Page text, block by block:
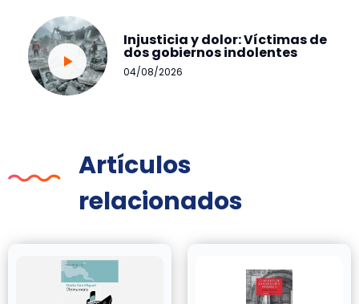
Injusticia y dolor: Víctimas de
dos gobiernos indolentes
04/08/2026
Artículos
relacionados